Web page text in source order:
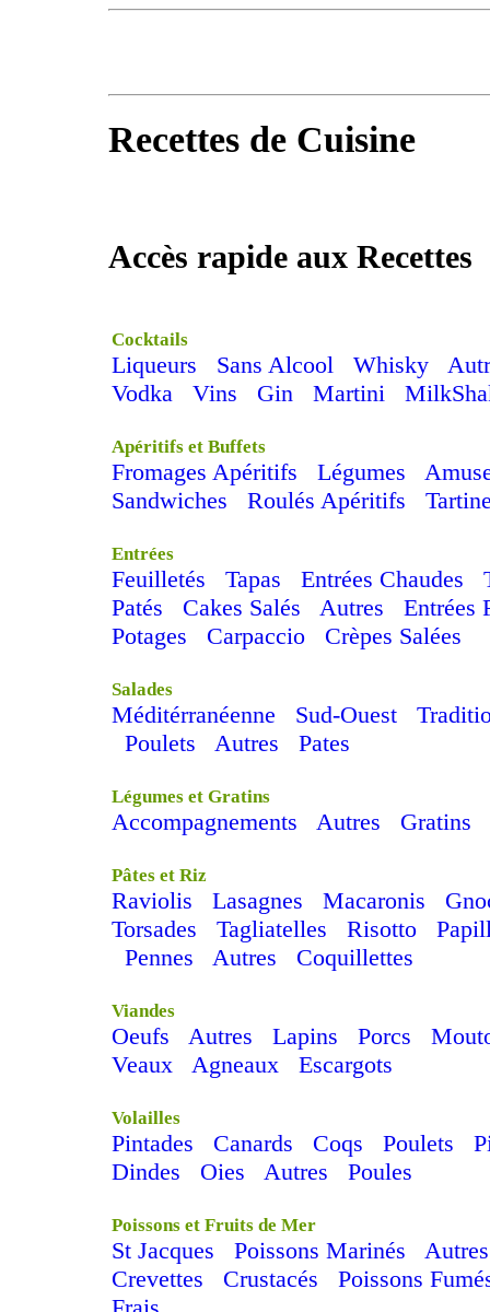
Recettes de Cuisine
Accès rapide aux Recettes
Cocktails
Liqueurs Sans Alcool Whisky
Vodka
Vins Gin Martini
Apéritifs et Buffets
Fromages Apéritifs Légumes
Sandwiches
Roulés Apéritifs
Entrées
Feuilletés Tapas Entrées Chaudes
Patés
Cakes Salés Autres
Entrées
Potages
Carpaccio Crèpes Salées
Salades
Méditérranéenne Sud-Ouest
Poulets
Autres Pates
Légumes et Gratins
Accompagnements Autres Gratins
Pâtes et Riz
Raviolis Lasagnes Macaronis
Torsades
Tagliatelles Risotto
Pennes
Autres Coquillettes
Viandes
Oeufs Autres Lapins Porcs
Veaux
Agneaux Escargots
Volailles
Pintades Canards Coqs Poulets
Dindes
Oies Autres Poules
Poissons et Fruits de Mer
St Jacques Poissons Marinés
Autres
Crevettes
Crustacés
Poissons